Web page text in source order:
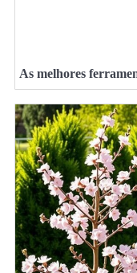
As melhores